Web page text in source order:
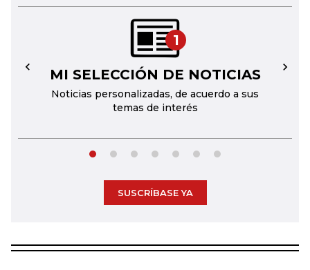
1
MI SELECCIÓN DE NOTICIAS
Noticias personalizadas, de acuerdo a sus
temas de interés
← →
SUSCRÍBASE YA